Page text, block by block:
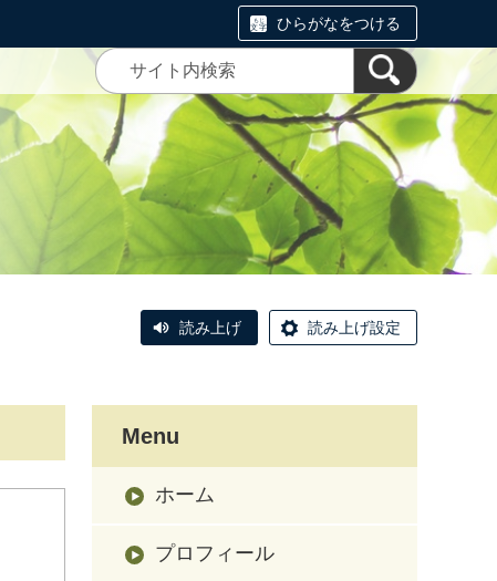
ひらがなをつける
読み上げ 読み上げ設定
Menu
ホーム
プロフィール